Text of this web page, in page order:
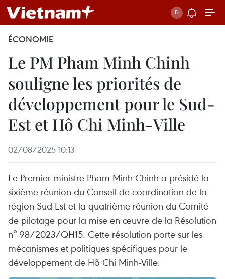
ÉCONOMIE
Le PM Pham Minh Chinh
souligne les priorités de
développement pour le Sud-
Est et Hô Chi Minh-Ville
02/08/2025 10:13
Le Premier ministre Pham Minh Chinh a présidé la
sixième réunion du Conseil de coordination de la
région Sud-Est et la quatrième réunion du Comité
de pilotage pour la mise en œuvre de la Résolution
n° 98/2023/QH15. Cette résolution porte sur les
mécanismes et politiques spécifiques pour le
développement de Hô Chi Minh-Ville.